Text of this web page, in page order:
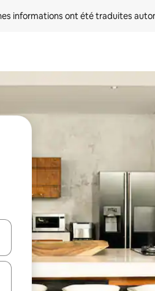
informations ont été traduites
le haut et vers le bas pour les